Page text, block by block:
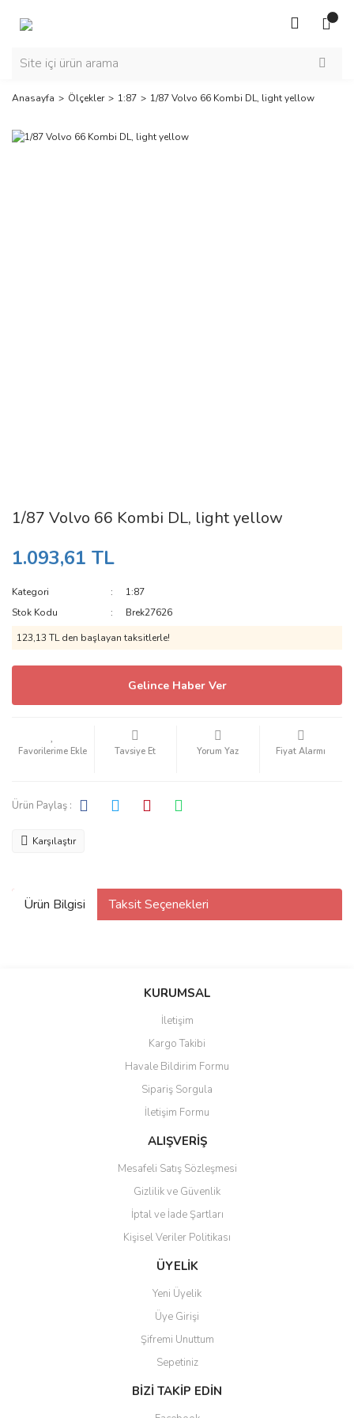
Anasayfa Ölçekler 1:87 1/87 Volvo 66 Kombi DL, light yellow
1/87 Volvo 66 Kombi DL, light yellow
1.093,61 TL
Kategori
1:87
Stok Kodu
Brek27626
123,13 TL den başlayan taksitlerle!
Gelince Haber Ver
Tavsiye Et Yorum Yaz Fiyat Alarmı
Ürün Paylaş :
Karşılaştır
Ürün Bilgisi Taksit Seçenekleri
KURUMSAL
İletişim
Kargo Takibi
Havale Bildirim Formu
Sipariş Sorgula
İletişim Formu
ALIŞVERİŞ
Mesafeli Satış Sözleşmesi
Gizlilik ve Güvenlik
İptal ve İade Şartları
Kişisel Veriler Politikası
ÜYELİK
Yeni Üyelik
Üye Girişi
Şifremi Unuttum
Sepetiniz
BİZİ TAKİP EDİN